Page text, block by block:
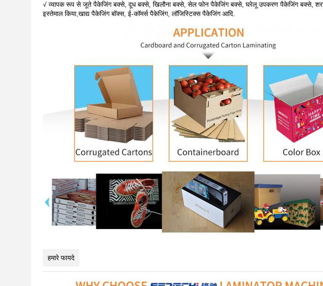
√ व्यापक रूप से जूते पैकेजिंग बक्से, दूध बक्से, खिलौना बक्से, सेल फोन पैकेजिंग बक्से, घरेलू उपकरण पैकेजिंग बक्से,
इस्तेमाल किया,खाद्य पैकेजिंग बॉक्स, ई-कॉमर्स पैकेजिंग, लॉजिस्टिक्स पैकेजिंग आदि
हमारे फायदे